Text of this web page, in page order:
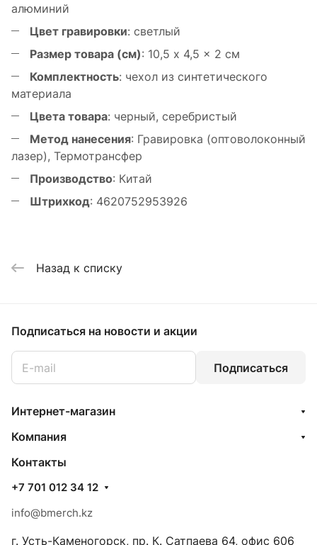
алюминий
Цвет гравировки: светлый
Размер товара (см): 10,5 x 4,5 x 2 см
Комплектность: чехол из синтетического
материала
Цвета товара: черный, серебристый
Метод нанесения: Гравировка (оптоволоконный
лазер), Термотрансфер
Производство: Китай
Штрихкод: 4620752953926
Назад к списку
Подписаться на новости и акции
Подписаться
Интернет-магазин
Компания
Контакты
+7 701 012 34 12
info@bmerch.kz
г. Усть-Каменогорск, пр. К. Сатпаева 64, офис 606